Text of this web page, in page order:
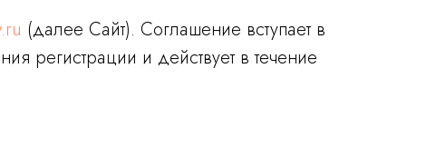
(далее Сайт). Соглашение вступает в
регистрации и действует в течение